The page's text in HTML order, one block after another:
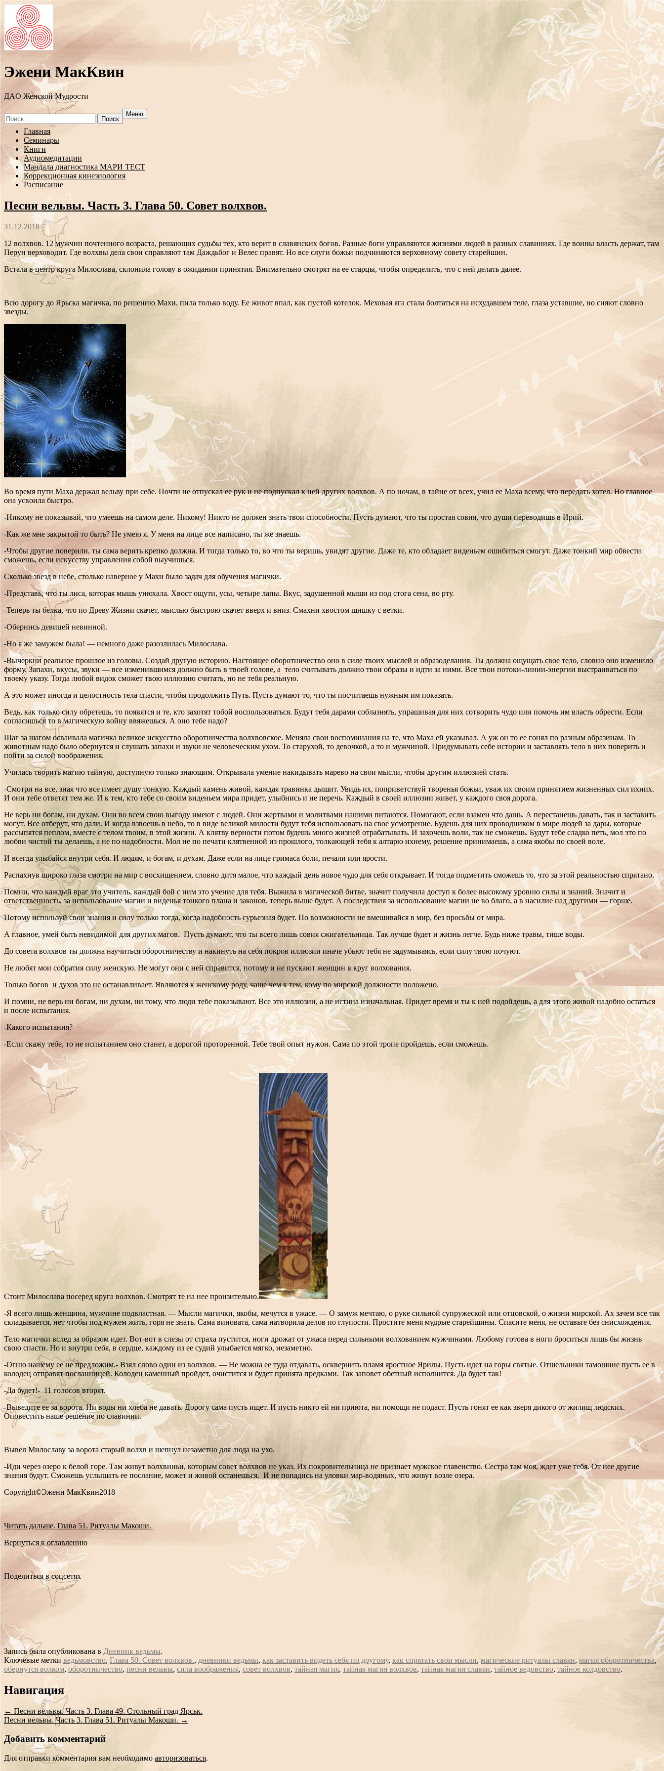
Эжени МакКвин
ДAO Женской Мудрости
Search
for:
Меню
Перейти
содержанию
Главная
Семинары
Книги
Аудиомедитации
Мандала диагностика МАРИ ТЕСТ
Коррекционная кинезиология
Расписание
Песни вельвы. Часть 3. Глава 50. Совет волхвов.
31.12.2018
12 волхвов. 12 мужчин почтенного возраста, решающих судьбы тех, кто верит в славянских богов. Разные боги управляются жизнями людей в разных славиниях. Где воины власть держат, там
Перун верховодит. Где волхвы дела свои справляют там Даждьбог и Велес правят. Но все слуги божьи подчиняются верховному совету старейшин.
Встала в центр круга Милослава, склонила голову в ожидании принятия. Внимательно смотрят на ее старцы, чтобы определить, что с ней делать далее.
Всю дорогу до Ярьска магичка, по решению Махи, пила только воду. Ее живот впал, как пустой котелок. Меховая яга стала болтаться на исхудавшем теле, глаза уставшие, но сияют словно
звезды.
Во время пути Маха держал вельву при себе. Почти не отпускал ее рук и не подпускал к ней других волхвов. А по ночам, в тайне от всех, учил ее Маха всему, что передать хотел. Но главное
она усвоила быстро.
-Никому не показывай, что умеешь на самом деле. Никому! Никто не должен знать твои способности. Пусть думают, что ты простая совия, что души переводишь в Ирий.
-Как же мне закрытой то быть? Не умею я. У меня на лице все написано, ты же знаешь.
-Чтобы другие поверили, ты сама верить крепко должна. И тогда только то, во что ты веришь, увидят другие. Даже те, кто обладает виденьем ошибиться смогут. Даже тонкий мир обвести
сможешь, если искусству управления собой выучишься.
Сколько звезд в небе, столько наверное у Махи было задач для обучения магички.
-Представь, что ты лиса, которая мышь унюхала. Хвост ощути, усы, четыре лапы. Вкус, задушенной мыши из под стога сена, во рту.
-Теперь ты белка, что по Древу Жизни скачет, мыслью быстрою скачет вверх и вниз. Смахни хвостом шишку с ветки.
-Обернись девицей невинной.
-Но я же замужем была! — немного даже разозлилась Милослава.
-Вычеркни реальное прошлое из головы. Создай другую историю. Настоящее оборотничество оно в силе твоих мыслей и образоделания. Ты должна ощущать свое тело, словно оно изменило
форму. Запахи, вкусы, звуки — все изменившимся должно быть в твоей голове, а тело считывать должно твои образы и идти за ними. Все твои потоки-линии-энергии выстраиваться по
твоему указу. Тогда любой видок сможет твою иллюзию считать, но не тебя реальную.
А это может иногда и целостность тела спасти, чтобы продолжить Путь. Пусть думают то, что ты посчитаешь нужным им показать.
Ведь, как только силу обретешь, то появятся и те, кто захотят тобой воспользоваться. Будут тебя дарами соблазнять, упрашивая для них сотворить чудо или помочь им власть обрести. Если
согласишься то в магическую войну ввяжешься. А оно тебе надо?
Шаг за шагом осваивала магичка великое искусство оборотничества волхвовское. Меняла свои воспоминания на те, что Маха ей указывал. А уж он то ее гонял по разным образинам. То
животным надо было обернутся и слушать запахи и звуки не человеческим ухом. То старухой, то девочкой, а то и мужчиной. Придумывать себе истории и заставлять тело в них поверить и
пойти за силой воображения.
Училась творить магию тайную, доступную только знающим. Открывала умение накидывать марево на свои мысли, чтобы другим иллюзией стать.
-Смотри на все, зная что все имеет душу тонкую. Каждый камень живой, каждая травинка дышит. Увидь их, поприветствуй творенья божьи, уваж их своим принятием жизненных сил ихних.
И они тебе ответят тем же. И к тем, кто тебе со своим виденьем мира придет, улыбнись и не перечь. Каждый в своей иллюзии живет, у каждого своя дорога.
Не верь ни богам, ни духам. Они во всем свою выгоду имеют с людей. Они жертвами и молитвами нашими питаются. Помогают, если взамен что дашь. А перестанешь давать, так и заставить
могут. Все отберут, что дали. И когда взвоешь в небо, то в виде великой милости будут тебя использовать на свое усмотрение. Будешь для них проводником в мире людей за дары, которые
рассыпятся пеплом, вместе с телом твоим, в этой жизни. А клятву верности потом будешь много жизней отрабатывать. И захочешь воли, так не сможешь. Будут тебе сладко петь, мол это по
любви чистой ты делаешь, а не по надобности. Мол не по печати клятвенной из прошлого, толкающей тебя к алтарю ихнему, решение принимаешь, а сама якобы по своей воле.
И всегда улыбайся внутри себя. И людям, и богам, и духам. Даже если на лице гримаса боли, печали или ярости.
Распахнув широко глаза смотри на мир с восхищением, словно дитя малое, что каждый день новое чудо для себя открывает. И тогда подметить сможешь то, что за этой реальностью спрятано.
Помни, что каждый враг это учитель, каждый бой с ним это учение для тебя. Выжила в магической битве, значит получила доступ к более высокому уровню силы и знаний. Значит и
ответственность, за использование магии и виденья тонкого плана и законов, теперь выше будет. А последствия за использование магии не во благо, а в насилие над другими — горше.
Потому используй свои знания и силу только тогда, когда надобность сурьезная будет. По возможности не вмешивайся в мир, без просьбы от мира.
А главное, умей быть невидимой для других магов. Пусть думают, что ты всего лишь совия сжигательница. Так лучше будет и жизнь легче. Будь ниже травы, тише воды.
До совета волхвов ты должна научиться оборотничеству и накинуть на себя покров иллюзии иначе убьют тебя не задумываясь, если силу твою почуют.
Не любят мои собратия силу женскую. Не могут они с ней справится, потому и не пускают женщин в круг волхования.
Только богов и духов это не останавливает. Являются к женскому роду, чаще чем к тем, кому по мирской должности положено.
И помни, не верь ни богам, ни духам, ни тому, что люди тебе показывают. Все это иллюзии, а не истина изначальная. Придет время и ты к ней подойдешь, а для этого живой надобно остаться
и после испытания.
-Какого испытания?
-Если скажу тебе, то не испытанием оно станет, а дорогой проторенной. Тебе твой опыт нужон. Сама по этой тропе пройдешь, если сможешь.
Стоит Милослава посеред круга волхвов. Смотрят те на нее пронзительно.
-Я всего лишь женщина, мужчине подвластная. — Мысли магички, якобы, мечутся в ужасе. — О замуж мечтаю, о руке сильной супружеской или отцовской, о жизни мирской. Ах зачем все так
складывается, нет чтобы под мужем жить, горя не знать. Сама виновата, сама натворила делов по глупости. Простите меня мудрые старейшины. Спасите меня, не оставьте без снисхождения.
Тело магички вслед за образом идет. Вот-вот в слезы от страха пустится, ноги дрожат от ужаса перед сильными волхованием мужчинами. Любому готова в ноги броситься лишь бы жизнь
свою спасти. Но и внутри себя, в сердце, каждому из ее судий улыбается мягко, незаметно.
-Огню нашему ее не предложим.- Взял слово один из волхвов. — Не можна ее туда отдавать, осквернить пламя яростное Ярилы. Пусть идет на горы святые. Отшельники тамошние пусть ее в
колодец отправят посланницей. Колодец каменный пройдет, очистится и будет принята предками. Так заповет обетный исполнится. Да будет так!
-Да будет!- 11 голосов вторят.
-Выведите ее за ворота. Ни воды ни хлеба не давать. Дорогу сама пусть ищет. И пусть никто ей ни приюта, ни помощи не подаст. Пусть гонят ее как зверя дикого от жилищ людских.
Оповестить наше решение по славинии.
Вывел Милославу за ворота старый волхв и шепнул незаметно для люда на ухо.
-Иди через озеро к белой горе. Там живут волхвиньи, которым совет волхвов не указ. Их покровительница не признает мужское главенство. Сестра там моя, ждет уже тебя.От нее другие
знания будут. Сможешь услышать ее послание, может и живой останешься. И не попадись на уловки мар-водяных, что живут возле озера.
Copyright©Эжени МакКвин2018
Читать дальше. Глава 51. Ритуалы Макоши.
Вернуться к оглавлению
Поделиться в соцсетях
Запись была опубликована в Дневник ведьмы.
Ключевые метки ведьмовство, Глава 50. Совет волхвов., дневники ведьмы, как заставить видеть себя по другому, как спрятать свои мысли, магические ритуалы славян, магия оборотничества,
обернутся волком, оборотничество, песни вельвы, сила воображения, совет волхвов, тайная магия, тайная магия волхвов, тайная магия славян, тайное ведовство, тайное колдовство.
Сообщение
навигации
Навигация
← Песни вельвы. Часть 3. Глава 49. Стольный град Ярськ.
Песни вельвы. Часть 3. Глава 51. Ритуалы Макоши. →
Добавить комментарий
Для отправки комментария вам необходимо авторизоваться.